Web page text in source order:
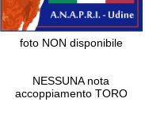
foto NON disponibile
NESSUNA nota
accoppiamento TORO